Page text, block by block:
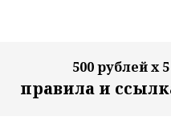
500 рублей х
правила и